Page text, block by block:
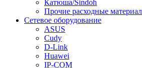
Катюша/Sindoh
Прочие расходные
Сетевое оборудование
ASUS
Cudy
D-Link
Huawei
IP-COM